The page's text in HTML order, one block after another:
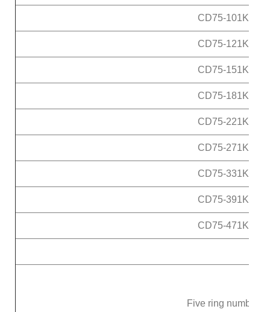
CD75-101K
CD75-121K
CD75-151K
CD75-181K
CD75-221K
CD75-271K
CD75-331K
CD75-391K
CD75-471K
Five ring number